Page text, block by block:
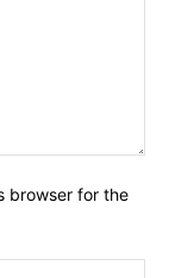
browser for the